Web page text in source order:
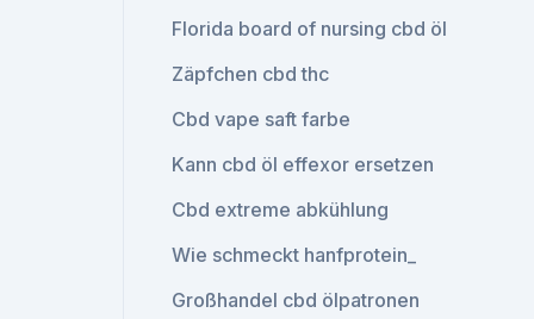
Florida board of nursing cbd öl
Zäpfchen cbd thc
Cbd vape saft farbe
Kann cbd öl effexor ersetzen
Cbd extreme abkühlung
Wie schmeckt hanfprotein_
Großhandel cbd ölpatronen